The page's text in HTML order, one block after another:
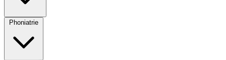
Phoniatrie